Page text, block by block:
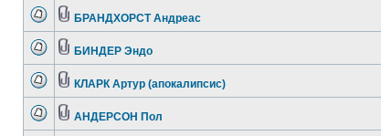
БРАНДХОРСТ Андреас
БИНДЕР Эндо
КЛАРК Артур (апокалипсис)
АНДЕРСОН Пол